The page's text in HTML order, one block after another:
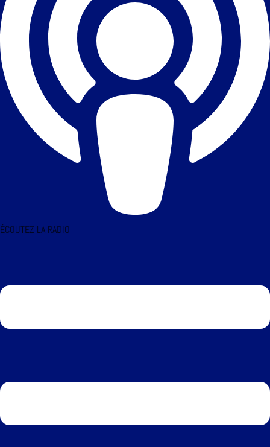
ÉCOUTEZ LA RADIO